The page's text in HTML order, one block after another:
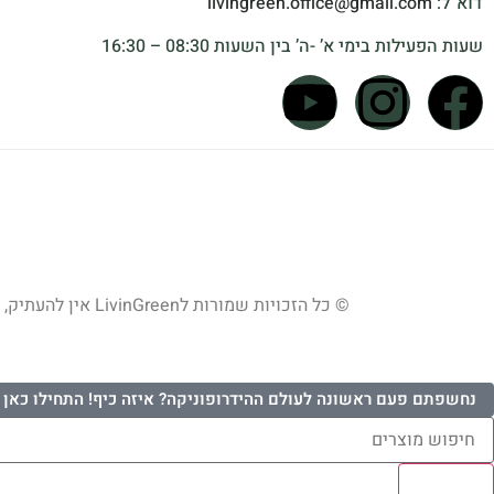
שעות הפעילות בימי א’ -ה’ בין השעות 08:30 – 16:30
© כל הזכויות שמורות לLivinGreen אין להעתיק, להדפיס, לצלם, להקרין, להקליט או לעשות כל שימוש מסחרי בתוכן, בתמונות או במיתוג האתר ללא אישור מראש ובכתב.
נחשפתם פעם ראשונה לעולם ההידרופוניקה? איזה כיף! התחילו